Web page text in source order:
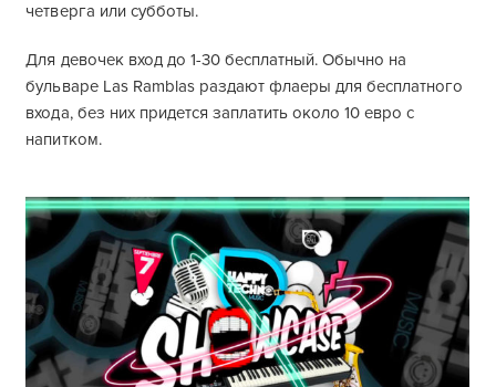
четверга или субботы.
Для девочек вход до 1-30 бесплатный. Обычно на
бульваре Las Ramblas раздают флаеры для бесплатного
входа, без них придется заплатить около 10 евро с
напитком.